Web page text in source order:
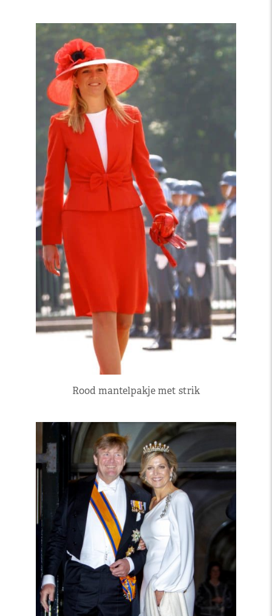
Rood mantelpakje met strik